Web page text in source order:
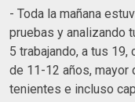
- Toda la mañana
pruebas y analizando
5 trabajando, a tus
de 11-12 años, mayor
tenientes e incluso